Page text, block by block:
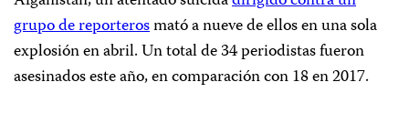
grupo de reporterosmató a nueve de ellos en una sola
explosión en abril. Un total de 34 periodistas fueron
asesinados este año, en comparación con 18 en 2017.